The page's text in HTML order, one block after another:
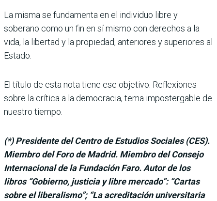
La misma se fundamenta en el individuo libre y
soberano como un fin en sí mismo con derechos a la
vida, la liber­tad y la propiedad, anterio­res y superiores al
Estado.
El título de esta nota tiene ese objetivo. Reflexiones
sobre la crítica a la democracia, tema impostergable de
nuestro tiempo.
(*) Presidente del Cen­tro de Estudios Sociales (CES).
Miembro del Foro de Madrid. Miembro del Consejo
Internacional de la Fundación Faro. Autor de los
libros “Gobierno, justicia y libre mercado”: “Cartas
sobre el libera­lismo”; “La acreditación universitaria